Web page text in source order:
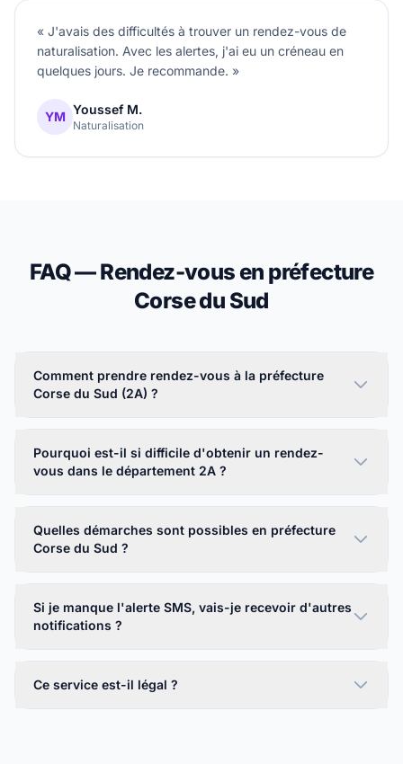
« J'avais des difficultés à trouver un rendez-vous de
naturalisation. Avec les alertes, j'ai eu un créneau en
quelques jours. Je recommande. »
YM Youssef M.
Naturalisation
FAQ — Rendez-vous en préfecture
Corse du Sud
Comment prendre rendez-vous à la préfecture
Corse du Sud (2A) ?
Pourquoi est-il si difficile d'obtenir un rendez-
vous dans le département 2A ?
Quelles démarches sont possibles en préfecture
Corse du Sud ?
Si je manque l'alerte SMS, vais-je recevoir d'autres
notifications ?
Ce service est-il légal ?